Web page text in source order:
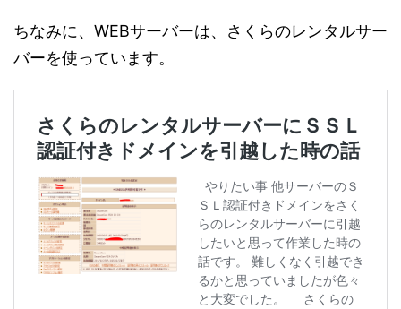
ちなみに、WEBサーバーは、さくらのレンタルサー
バーを使っています。